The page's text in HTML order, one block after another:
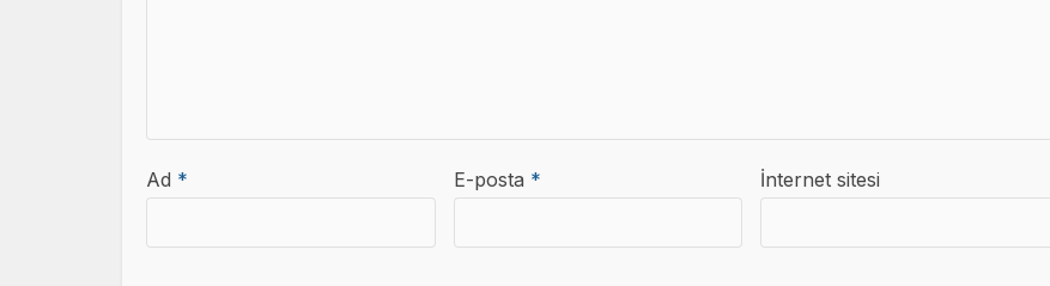
Ad * E-posta * İnternet sitesi